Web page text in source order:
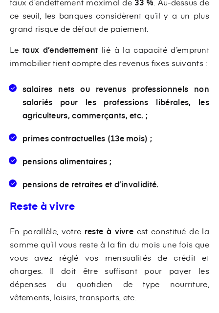
ce seuil, les banques considèrent qu’il y a un plus
grand risque de défaut de paiement.
Le taux d’endettement lié à la capacité d’emprunt
immobilier tient compte des revenus fixes suivants :
salaires nets ou revenus professionnels non
salariés pour les professions libérales, les
agriculteurs, commerçants, etc. ;
primes contractuelles (13e mois) ;
pensions alimentaires ;
pensions de retraites et d’invalidité.
Reste à vivre
En parallèle, votre reste à vivre est constitué de la
somme qu’il vous reste à la fin du mois une fois que
vous avez réglé vos mensualités de crédit et
charges. Il doit être suffisant pour payer les
dépenses du quotidien de type nourriture,
vêtements, loisirs, transports, etc.